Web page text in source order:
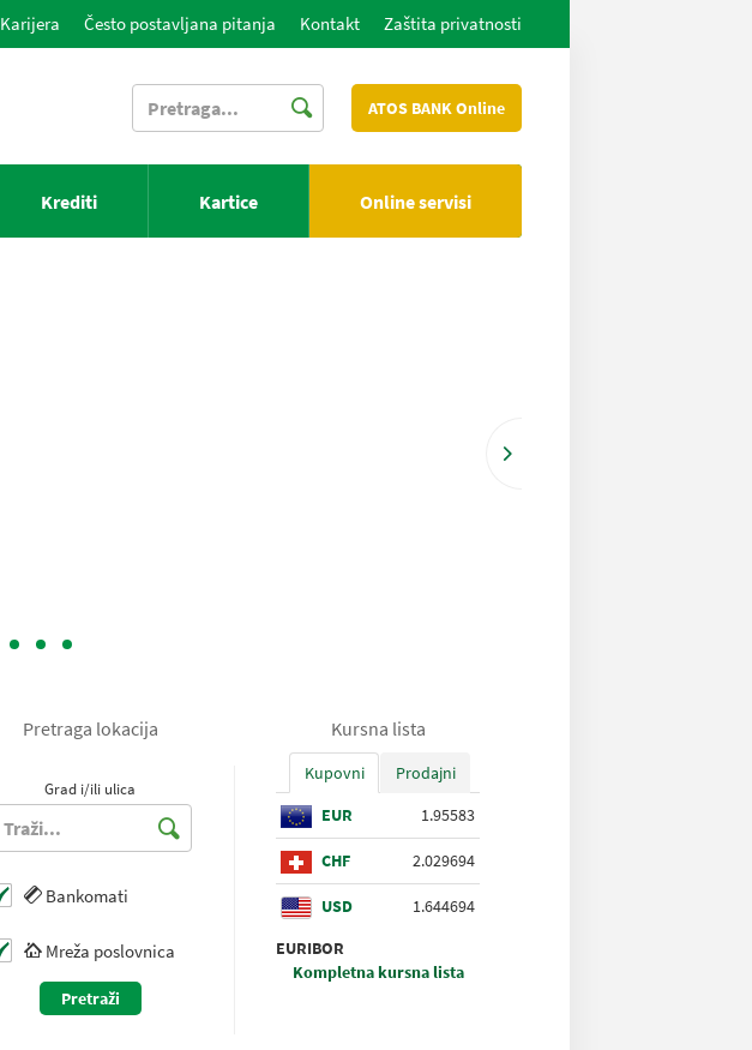
Karijera Često postavljana pitanja Kontakt Zaštita privatnosti
ATOS BANK Online
Krediti Kartice Online servisi
Pretraga lokacija
Grad i/ili ulica
Bankomati
Mreža poslovnica
Pretraži
Kursna lista
Kupovni
Prodajni
EUR
1.95583
CHF 2.029694
USD
1.644694
EURIBOR
Kompletna kursna lista